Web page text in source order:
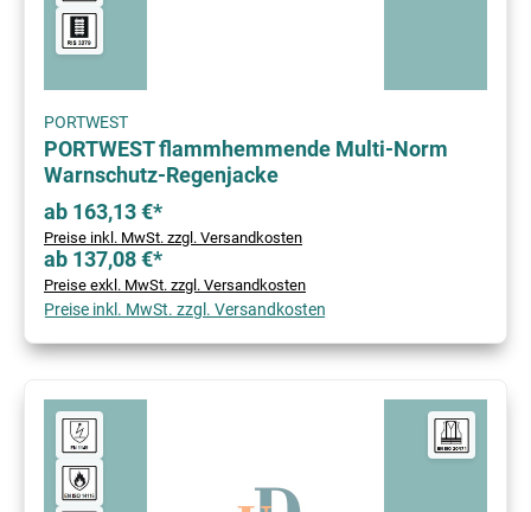
PORTWEST
PORTWEST flammhemmende Multi-Norm
Warnschutz-Regenjacke
ab 163,13 €*
Preise inkl. MwSt. zzgl. Versandkosten
ab 137,08 €*
Preise exkl. MwSt. zzgl. Versandkosten
Preise inkl. MwSt. zzgl. Versandkosten